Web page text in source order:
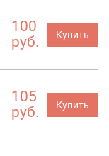
100
руб.
Купить
105
руб.
Купить